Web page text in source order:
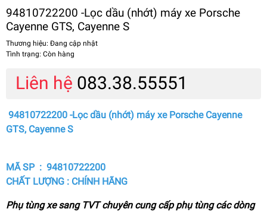
94810722200 -Lọc dầu (nhớt) máy xe Porsche
Cayenne GTS, Cayenne S
Thương hiệu: Đang cập nhật
Tình trạng: Còn hàng
Liên hệ 083.38.55551
94810722200 -Lọc dầu (nhớt) máy xe Porsche Cayenne
GTS, Cayenne S
MÃ SP : 94810722200
CHẤT LƯỢNG : CHÍNH HÃNG
Phụ tùng xe sang TVT chuyên cung cấp phụ tùng các dòng